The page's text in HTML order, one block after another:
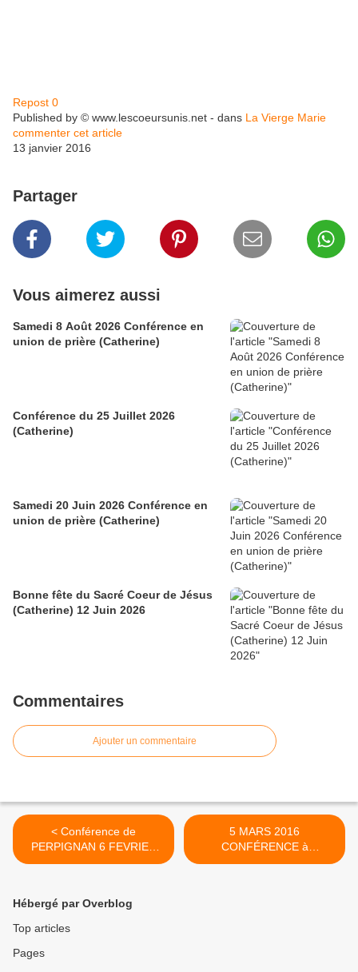
Repost 0
Published by © www.lescoeursunis.net - dans La Vierge Marie
commenter cet article
13 janvier 2016
Partager
Vous aimerez aussi
Samedi 8 Août 2026 Conférence en
union de prière (Catherine)
Conférence du 25 Juillet 2026
(Catherine)
Samedi 20 Juin 2026 Conférence en
union de prière (Catherine)
Bonne fête du Sacré Coeur de Jésus
(Catherine) 12 Juin 2026
Commentaires
Ajouter un commentaire
< Conférence de
PERPIGNAN 6 FEVRIER
2016 (Catherine)
5 MARS 2016
CONFÉRENCE à
CHATEAUNEUF DE
Hébergé par Overblog
Top articles
Pages